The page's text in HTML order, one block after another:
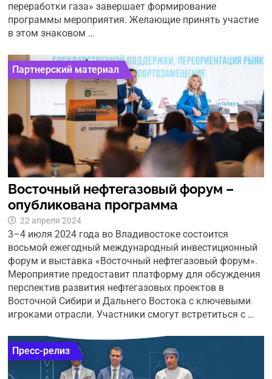
переработки газа» завершает формирование
программы мероприятия. Желающие принять участие
в этом знаковом …
Партнерский материал
Восточный нефтегазовый форум –
опубликована программа
22 апреля 2024
3–4 июля 2024 года во Владивостоке состоится
восьмой ежегодный международный инвестиционный
форум и выставка «Восточный нефтегазовый форум».
Мероприятие предоставит платформу для обсуждения
перспектив развития нефтегазовых проектов в
Восточной Сибири и Дальнего Востока с ключевыми
игроками отрасли. Участники смогут встретиться с …
Пресс-релиз